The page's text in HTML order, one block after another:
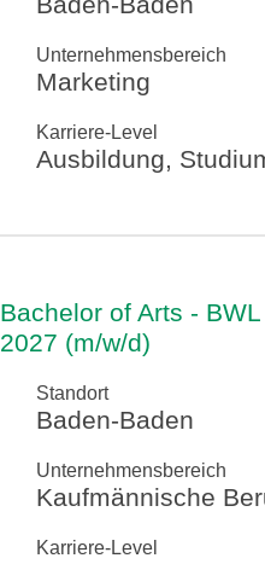
Unternehmensbereich
Marketing
Karriere-Level
Ausbildung,
Bachelor of Arts -
2027 (m/w/d)
Standort
Baden-Baden
Unternehmensbereich
Kaufmännische
Karriere-Level